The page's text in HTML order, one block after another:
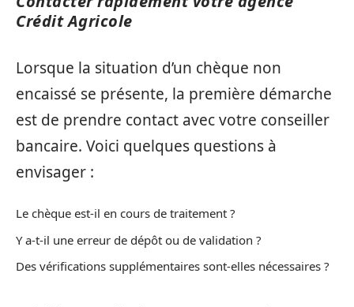
Crédit Agricole
Lorsque la situation d’un chèque non
encaissé se présente, la première démarche
est de prendre contact avec votre conseiller
bancaire. Voici quelques questions à
envisager :
Le chèque est-il en cours de traitement ?
Y a-t-il une erreur de dépôt ou de validation ?
Des vérifications supplémentaires sont-elles nécessaires ?